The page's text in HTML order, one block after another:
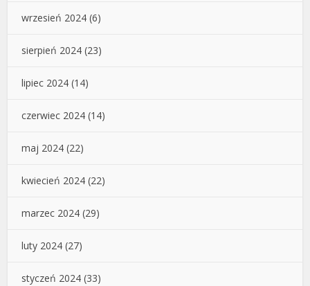
wrzesień 2024 (6)
sierpień 2024 (23)
lipiec 2024 (14)
czerwiec 2024 (14)
maj 2024 (22)
kwiecień 2024 (22)
marzec 2024 (29)
luty 2024 (27)
styczeń 2024 (33)